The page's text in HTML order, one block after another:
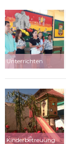
Unterrichten
Kinderbetreuung